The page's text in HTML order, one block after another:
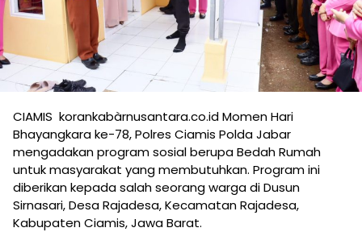
CIAMIS korankabàrnusantara.co.id Momen Hari
Bhayangkara ke-78, Polres Ciamis Polda Jabar
mengadakan program sosial berupa Bedah Rumah
untuk masyarakat yang membutuhkan. Program ini
diberikan kepada salah seorang warga di Dusun
Sirnasari, Desa Rajadesa, Kecamatan Rajadesa,
Kabupaten Ciamis, Jawa Barat.